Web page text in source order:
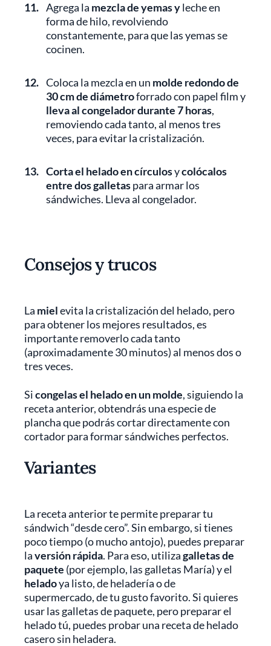
11. Agrega la mezcla de yemas yleche en
forma de hilo, revolviendo
constantemente, para que las yemas se
cocinen.
12. Coloca la mezcla en un molde redondo de
30 cm de diámetroforrado con papel film y
lleva al congelador durante 7 horas,
removiendo cada tanto, al menos tres
veces, para evitar la cristalización.
13. Corta el helado en círculosycolócalos
entre dos galletaspara armar los
sándwiches. Lleva al congelador.
Consejos y trucos
La mielevita la cristalización del helado, pero
para obtener los mejores resultados, es
importante removerlo cada tanto
(aproximadamente 30 minutos) al menos dos o
tres veces.
Sicongelas el helado en un molde, siguiendo la
receta anterior, obtendrás una especie de
plancha que podrás cortar directamente con
cortador para formar sándwiches perfectos.
Variantes
La receta anterior te permite preparar tu
sándwich “desde cero”. Sin embargo, si tienes
poco tiempo (o mucho antojo), puedes preparar
laversión rápida. Para eso, utilizagalletas de
paquete (por ejemplo, las galletas María) y el
heladoya listo, de heladería o de
supermercado, de tu gusto favorito. Si quieres
usar las galletas de paquete, pero preparar el
helado tú, puedes probar una receta de helado
casero sin heladera.